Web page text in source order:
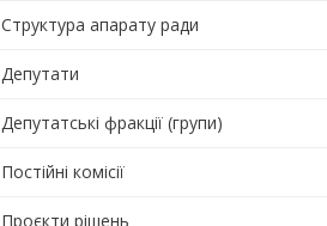
Структура апарату ради
Депутати
Депутатські фракції (групи)
Постійні комісії
Проєкти рішень